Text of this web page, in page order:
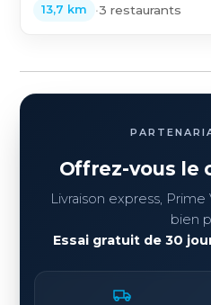
13,7 km •3 restaurants
Offrez-vous le
Livraison express,
bien
Essai gratuit de 30